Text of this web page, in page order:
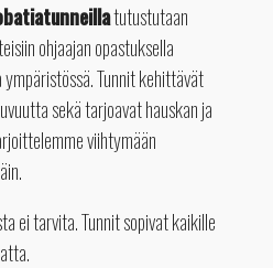
tutustutaan
ohjaajan opastuksella
Tunnit kehittävät
sekä tarjoavat hauskan ja
viihtymään
ei tarvita. Tunnit sopivat kaikille